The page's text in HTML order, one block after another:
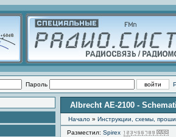
Пароль
Albrecht AE-2100 -
Начало » Инструкции, схемы,
Разместил: Spirex